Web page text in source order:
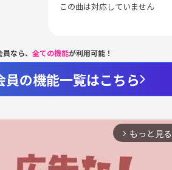
この曲は対応していません
なら、 全ての機能が利用可能！
員の機能一覧はこちら
arrow_forward_ios もっと見る